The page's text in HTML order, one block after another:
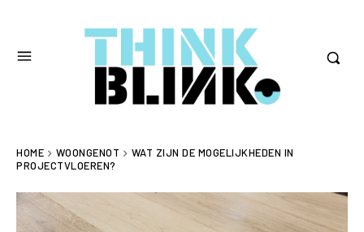
HOME WOONGENOT
WAT ZIJN DE MOGELIJKHEDEN IN
PROJECTVLOEREN?